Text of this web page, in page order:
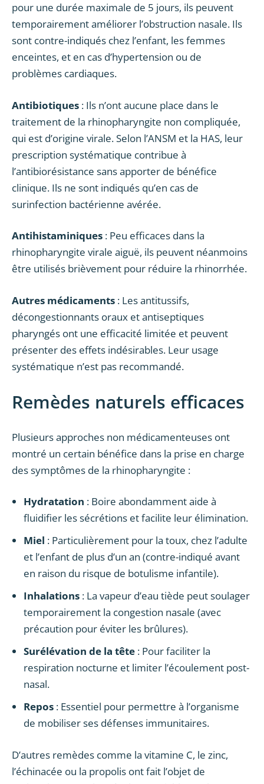
pour une durée maximale de 5 jours, ils peuvent
temporairement améliorer l’obstruction nasale. Ils
sont contre-indiqués chez l’enfant, les femmes
enceintes, et en cas d’hypertension ou de
problèmes cardiaques.
Antibiotiques : Ils n’ont aucune place dans le
traitement de la rhinopharyngite non compliquée,
qui est d’origine virale. Selon l’ANSM et la HAS, leur
prescription systématique contribue à
l’antibiorésistance sans apporter de bénéfice
clinique. Ils ne sont indiqués qu’en cas de
surinfection bactérienne avérée.
Antihistaminiques : Peu efficaces dans la
rhinopharyngite virale aiguë, ils peuvent néanmoins
être utilisés brièvement pour réduire la rhinorrhée.
Autres médicaments : Les antitussifs,
décongestionnants oraux et antiseptiques
pharyngés ont une efficacité limitée et peuvent
présenter des effets indésirables. Leur usage
systématique n’est pas recommandé.
Remèdes naturels efficaces
Plusieurs approches non médicamenteuses ont
montré un certain bénéfice dans la prise en charge
des symptômes de la rhinopharyngite :
Hydratation : Boire abondamment aide à
fluidifier les sécrétions et facilite leur élimination.
Miel : Particulièrement pour la toux, chez l’adulte
et l’enfant de plus d’un an (contre-indiqué avant
en raison du risque de botulisme infantile).
Inhalations : La vapeur d’eau tiède peut soulager
temporairement la congestion nasale (avec
précaution pour éviter les brûlures).
Surélévation de la tête : Pour faciliter la
respiration nocturne et limiter l’écoulement post-
nasal.
Repos : Essentiel pour permettre à l’organisme
de mobiliser ses défenses immunitaires.
D’autres remèdes comme la vitamine C, le zinc,
l’échinacée ou la propolis ont fait l’objet de